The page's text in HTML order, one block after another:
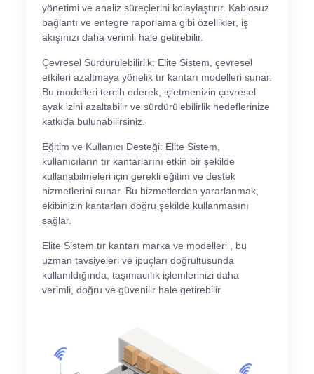
yönetimi ve analiz süreçlerini kolaylaştırır. Kablosuz
bağlantı ve entegre raporlama gibi özellikler, iş
akışınızı daha verimli hale getirebilir.
Çevresel Sürdürülebilirlik: Elite Sistem, çevresel
etkileri azaltmaya yönelik tır kantarı modelleri sunar.
Bu modelleri tercih ederek, işletmenizin çevresel
ayak izini azaltabilir ve sürdürülebilirlik hedeflerinize
katkıda bulunabilirsiniz.
Eğitim ve Kullanıcı Desteği: Elite Sistem,
kullanıcıların tır kantarlarını etkin bir şekilde
kullanabilmeleri için gerekli eğitim ve destek
hizmetlerini sunar. Bu hizmetlerden yararlanmak,
ekibinizin kantarları doğru şekilde kullanmasını
sağlar.
Elite Sistem tır kantarı marka ve modelleri , bu
uzman tavsiyeleri ve ipuçları doğrultusunda
kullanıldığında, taşımacılık işlemlerinizi daha
verimli, doğru ve güvenilir hale getirebilir.